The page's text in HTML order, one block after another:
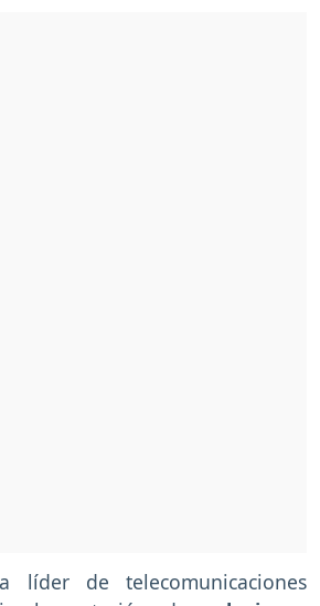
líder de telecomunicaciones